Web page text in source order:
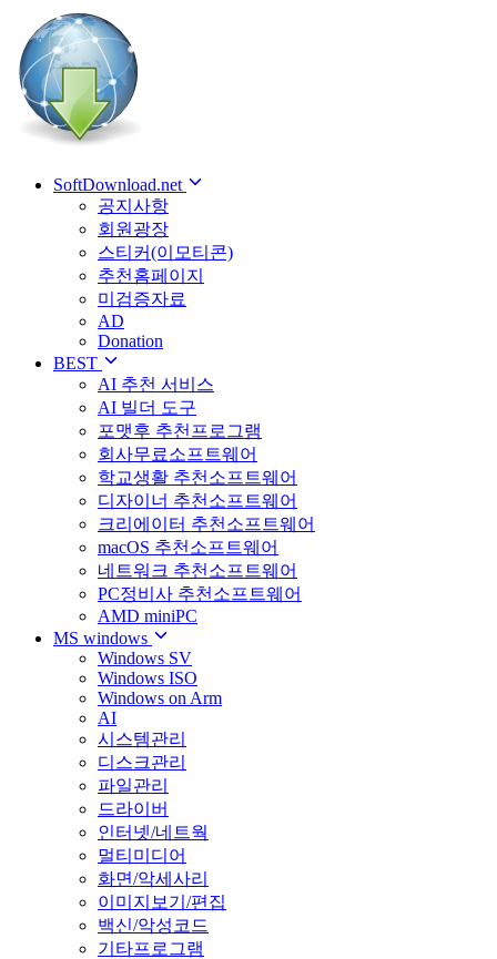
SoftDownload.net
공지사항
회원광장
스티커(이모티콘)
추천홈페이지
미검증자료
AD
Donation
BEST
AI 추천 서비스
AI 빌더 도구
포맷후 추천프로그램
회사무료소프트웨어
학교생활 추천소프트웨어
디자이너 추천소프트웨어
크리에이터 추천소프트웨어
macOS 추천소프트웨어
네트워크 추천소프트웨어
PC정비사 추천소프트웨어
AMD miniPC
MS windows
Windows SV
Windows ISO
Windows on Arm
AI
시스템관리
디스크관리
파일관리
드라이버
인터넷/네트웍
멀티미디어
화면/악세사리
이미지보기/편집
백신/악성코드
기타프로그램